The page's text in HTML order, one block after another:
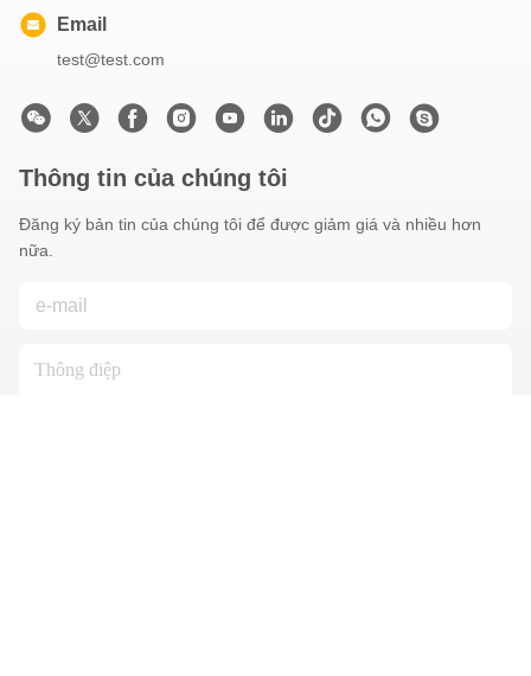
Email
test@test.com
Thông tin của chúng tôi
Đăng ký bản tin của chúng tôi để được giảm giá và nhiều hơn
nữa.